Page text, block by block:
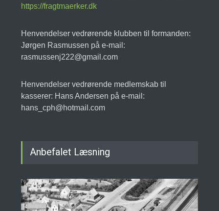
https://fragtmaerker.dk
Henvendelser vedrørende klubben til formanden:
Jørgen Rasmussen på e-mail:
rasmussenj222@gmail.com
Henvendelser vedrørende medlemskab til
kasserer: Hans Andersen på e-mail:
hans_cph@hotmail.com
Anbefalet Læsning